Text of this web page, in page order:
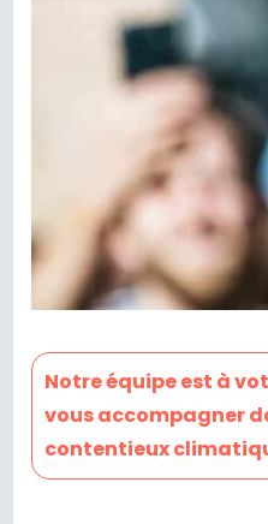
Notre équipe est à
vous accompagner
contentieux